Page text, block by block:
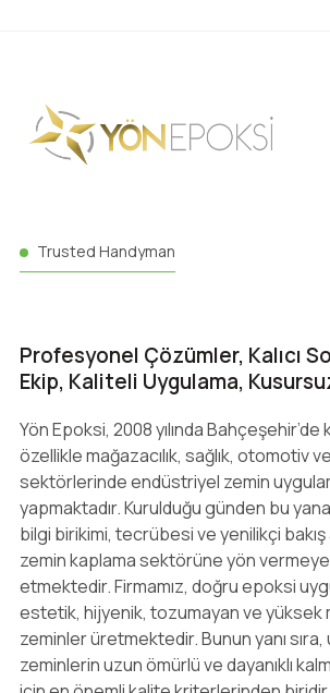
Trusted Handyman
Profesyonel Çözümler, Kalıcı
Ekip, Kaliteli Uygulama,
Yön Epoksi, 2008 yılında
özellikle mağazacılık, sağlık, otomotiv
sektörlerinde endüstriyel zemin
yapmaktadır. Kurulduğu günden bu
bilgi birikimi, tecrübesi ve yenilikçi bakış
zemin kaplama sektörüne yön
etmektedir. Firmamız, doğru epoksi
estetik, hijyenik, tozumayan ve yüksek
zeminler üretmektedir. Bunun yanı
zeminlerin uzun ömürlü ve dayanıklı